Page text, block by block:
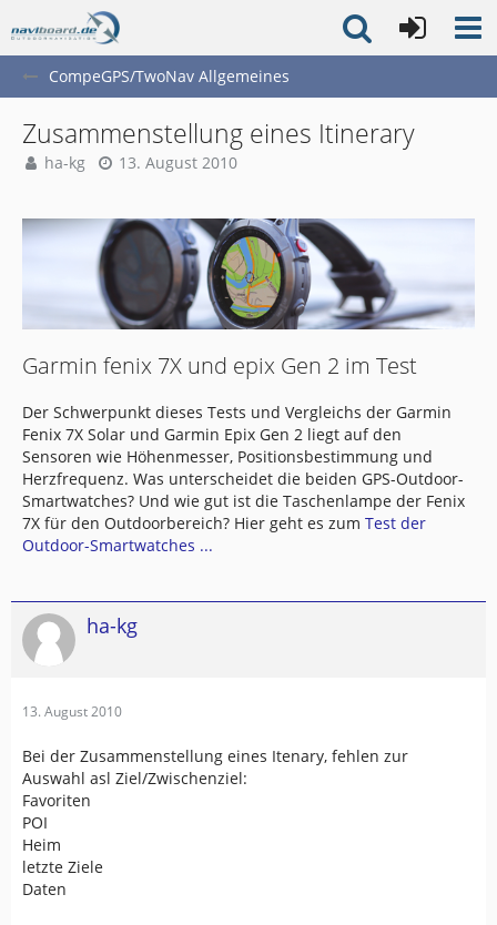
CompeGPS/TwoNav Allgemeines
Zusammenstellung eines Itinerary
ha-kg 13. August 2010
Garmin fenix 7X und epix Gen 2 im Test
Der Schwerpunkt dieses Tests und Vergleichs der Garmin
Fenix 7X Solar und Garmin Epix Gen 2 liegt auf den
Sensoren wie Höhenmesser, Positionsbestimmung und
Herzfrequenz. Was unterscheidet die beiden GPS-Outdoor-
Smartwatches? Und wie gut ist die Taschenlampe der Fenix
7X für den Outdoorbereich? Hier geht es zum Test der
Outdoor-Smartwatches ...
ha-kg
13. August 2010
Bei der Zusammenstellung eines Itenary, fehlen zur
Auswahl asl Ziel/Zwischenziel:
Favoriten
POI
Heim
letzte Ziele
Daten